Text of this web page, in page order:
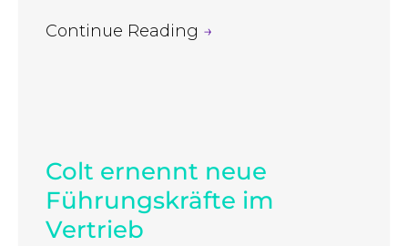
Continue Reading →
Colt ernennt neue
Führungskräfte im
Vertrieb